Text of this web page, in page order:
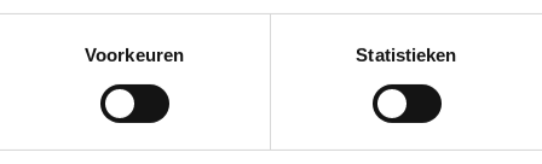
Voorkeuren StatistiekenProfiteer direct
naarinfo@manivivendi.nlen je ontvangt binnen 24 uur een